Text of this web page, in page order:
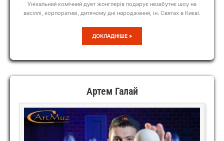
Унікальний комічний дует жонглерів подарує незабутнє шоу на
весіллі, корпоративі, дитячому дні народження, ін. Святах в Києві.
ВОЛОДИМИР
САВЧЕНКО-
ДОКЛАДНІШЕ »
Артем Галай